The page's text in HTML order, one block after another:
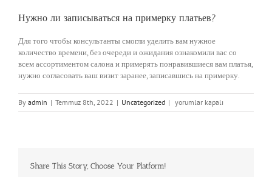
Нужно ли записываться на примерку платьев?
Для того чтобы консультанты смогли уделить вам нужное
количество времени, без очереди и ожидания ознакомили вас со
всем ассортиментом салона и примерять понравившиеся вам платья,
нужно согласовать ваш визит заранее, записавшись на примерку.
By admin | Temmuz 8th, 2022 | Uncategorized | Весільні
Сукні
yorumlar kapalı
Share This Story, Choose Your Platform!